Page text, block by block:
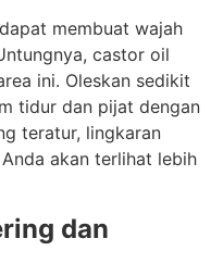
membuat wajah
castor oil
ini. Oleskan sedikit
tidur dan pijat dengan
teratur, lingkaran
akan terlihat lebih
dan